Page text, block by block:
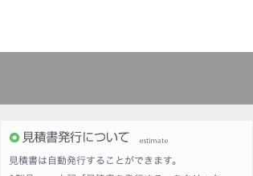
見積書は自動発行することができます。